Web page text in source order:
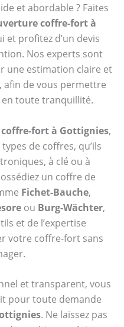
et abordable ? Faites
coffre-fort à
et profitez d’un devis
Nos experts sont
une estimation claire et
afin de vous permettre
toute tranquillité.
fort à Gottignies,
de coffres, qu’ils
à clé ou à
un coffre de
Fichet-Bauche,
ou Burg-Wächter,
et de l’expertise
votre coffre-fort sans
et transparent, vous
pour toute demande
. Ne laissez pas